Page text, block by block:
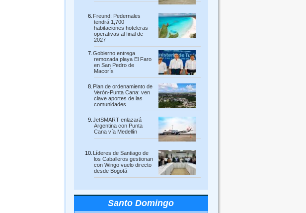
Freund: Pedernales
tendrá 1,700
habitaciones hoteleras
operativas al final de
2027
Gobierno entrega
remozada playa El Faro
en San Pedro de
Macorís
Plan de ordenamiento de
Verón-Punta Cana: ven
clave aportes de las
comunidades
JetSMART enlazará
Argentina con Punta
Cana vía Medellín
Líderes de Santiago de
los Caballeros gestionan
con Wingo vuelo directo
desde Bogotá
Santo Domingo